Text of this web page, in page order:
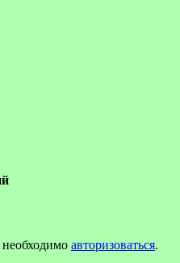
авторизоваться.